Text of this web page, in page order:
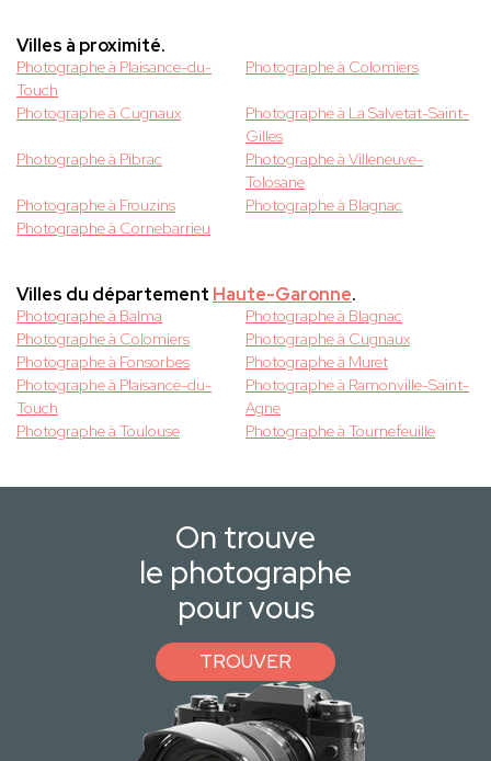
Villes à proximité.
Photographe à Plaisance-du-
Touch
Photographe à Colomiers
Photographe à Cugnaux
Photographe à La Salvetat-Saint-
Gilles
Photographe à Pibrac
Photographe à Villeneuve-
Tolosane
Photographe à Frouzins
Photographe à Blagnac
Photographe à Cornebarrieu
Villes du département Haute-Garonne.
Photographe à Balma
Photographe à Blagnac
Photographe à Colomiers
Photographe à Cugnaux
Photographe à Fonsorbes
Photographe à Muret
Photographe à Plaisance-du-
Touch
Photographe à Ramonville-Saint-
Agne
Photographe à Toulouse
Photographe à Tournefeuille
On trouve
le photographe
pour vous
TROUVER